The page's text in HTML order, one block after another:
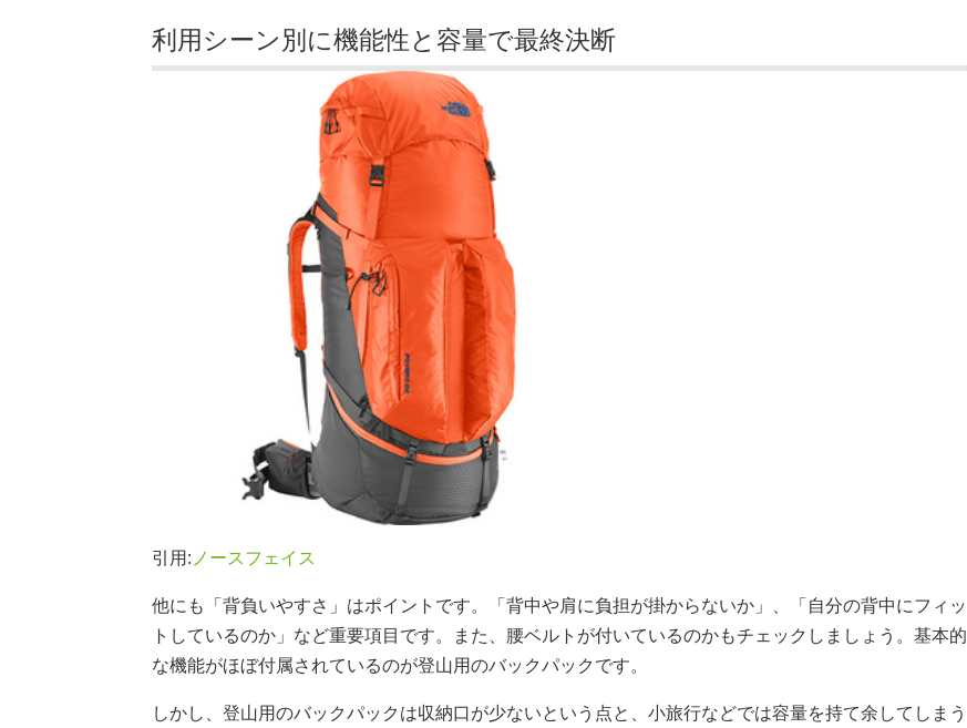
利用シーン別に機能性と容量で最終決断
引用:ノースフェイス
他にも「背負いやすさ」はポイントです。「背中や肩に負担が掛からないか」、「自分の背中にフィッ
トしているのか」など重要項目です。また、腰ベルトが付いているのかもチェックしましょう。基本的
な機能がほぼ付属されているのが登山用のバックパックです。
しかし、登山用のバックパックは収納口が少ないという点と、小旅行などでは容量を持て余してしまう